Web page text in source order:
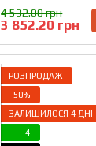
4 532.00 грн
3 852.20 грн
РОЗПРОДАЖ
−50%
ЗАЛИШИЛОСЯ 4 ДНІ
4